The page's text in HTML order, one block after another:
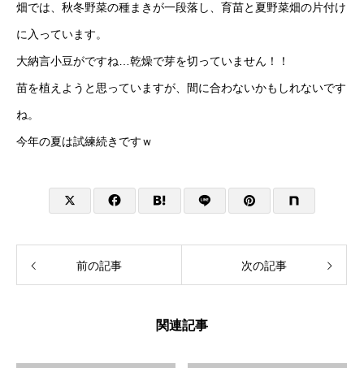
畑では、秋冬野菜の種まきが一段落し、育苗と夏野菜畑の片付け
に入っています。
大納言小豆がですね…乾燥で芽を切っていません！！
苗を植えようと思っていますが、間に合わないかもしれないです
ね。
今年の夏は試練続きですｗ
前の記事 次の記事
関連記事